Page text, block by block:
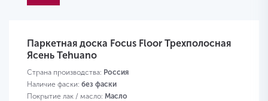
Паркетная доска Focus Floor Трехполосная
Ясень Tehuano
Страна производства: Россия
Наличие фаски: без фаски
Покрытие лак / масло: Масло